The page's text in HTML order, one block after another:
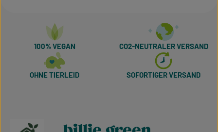
100% VEGAN CO2-NEUTRALER VERSAND
OHNE TIERLEID SOFORTIGER VERSAND